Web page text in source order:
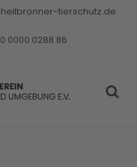
tierschutz.de
0000 0288 86